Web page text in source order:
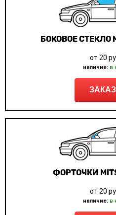
БОКОВОЕ СТЕКЛО
от 20
наличие: в
ФОРТОЧКИ
от 20
наличие: в